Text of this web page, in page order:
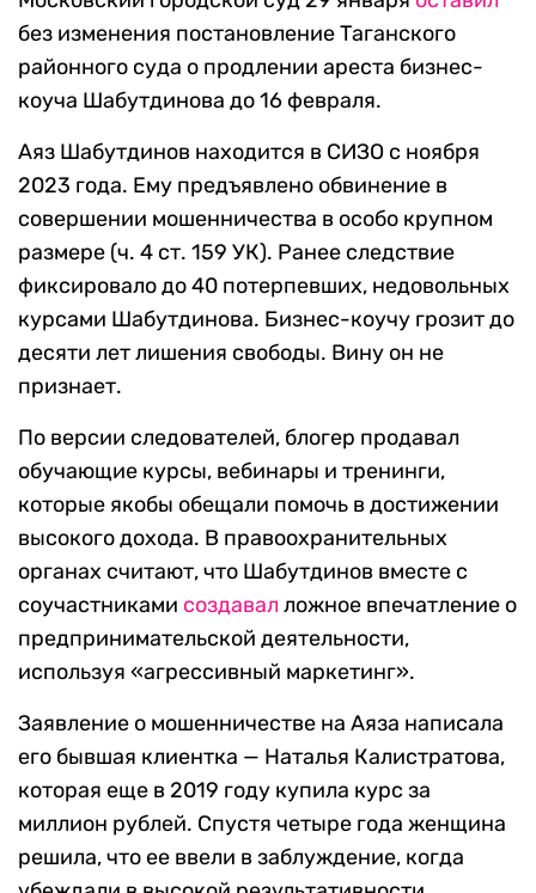
без изменения постановление Таганского
районного суда о продлении ареста бизнес-
коуча Шабутдинова до 16 февраля.
Аяз Шабутдинов находится в СИЗО с ноября
2023 года. Ему предъявлено обвинение в
совершении мошенничества в особо крупном
размере (ч. 4 ст. 159 УК). Ранее следствие
фиксировало до 40 потерпевших, недовольных
курсами Шабутдинова. Бизнес-коучу грозит до
десяти лет лишения свободы. Вину он не
признает.
По версии следователей, блогер продавал
обучающие курсы, вебинары и тренинги,
которые якобы обещали помочь в достижении
высокого дохода. В правоохранительных
органах считают, что Шабутдинов вместе с
соучастниками создавал ложное впечатление о
предпринимательской деятельности,
используя «агрессивный маркетинг».
Заявление о мошенничестве на Аяза написала
его бывшая клиентка — Наталья Калистратова,
которая еще в 2019 году купила курс за
миллион рублей. Спустя четыре года женщина
решила, что ее ввели в заблуждение, когда